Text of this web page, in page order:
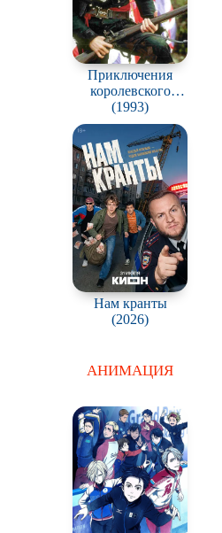
Приключения
королевского
стрелка Шарпа /
Sharpe's Challenge
(1993)
Нам кранты
(2026)
АНИМАЦИЯ